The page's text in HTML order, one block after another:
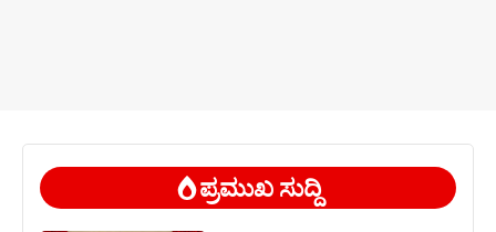
ಪ್ರಮುಖ ಸುದ್ದಿ